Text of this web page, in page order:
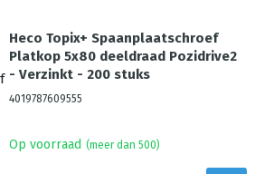
Heco Topix+ Spaanplaatschroef
Platkop 5x80 deeldraad Pozidrive2
- Verzinkt - 200 stuks
4019787609555
Op voorraad (meer dan 500)